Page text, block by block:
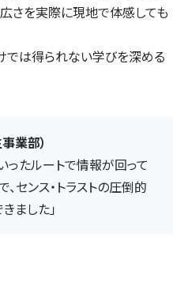
さを実際に現地で体感しても
では得られない学びを深める
業部）
ったルートで情報が回って
センス・トラストの圧倒的
ました」